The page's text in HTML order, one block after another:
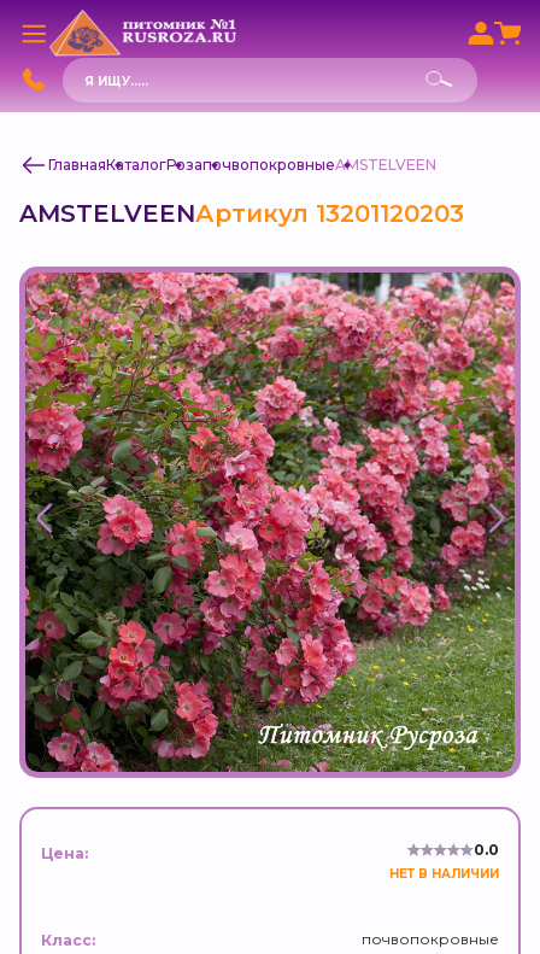
Поиск
товаров
ГлавнаяКаталогРозапочвопокровныеAMSTELVEEN
AMSTELVEENАртикул 13201120203
Цена: 0.0
НЕТ В НАЛИЧИИ
Класс: почвопокровные